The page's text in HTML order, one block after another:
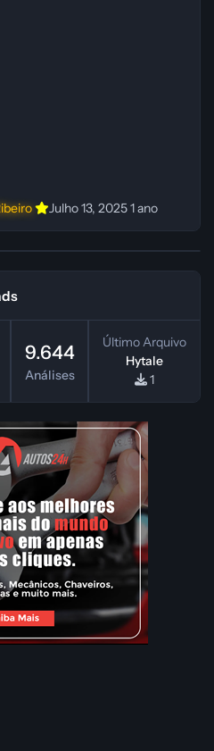
Julho 13, 20251 ano
9.644
Análises
Último Arquivo
Hytale
1